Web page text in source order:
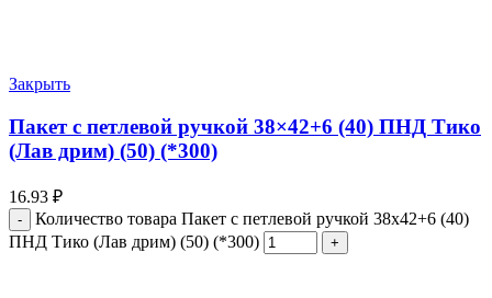
Закрыть
Пакет с петлевой ручкой 38×42+6 (40) ПНД Тико
(Лав дрим) (50) (*300)
16.93 ₽
Количество товара Пакет с петлевой ручкой 38x42+6 (40)
ПНД Тико (Лав дрим) (50) (*300)